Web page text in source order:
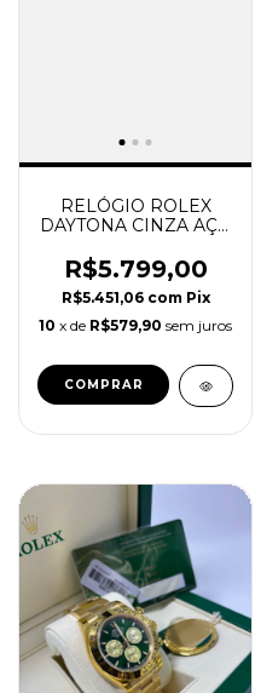
RELÓGIO ROLEX
DAYTONA CINZA AÇO
R$5.799,00
R$5.451,06 com Pix
10 x de R$579,90 sem juros